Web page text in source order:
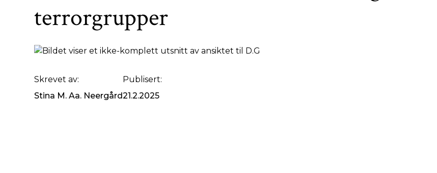
terrorgrupper
Skrevet av:
Stina M. Aa. Neergård
Publisert:
21.2.2025